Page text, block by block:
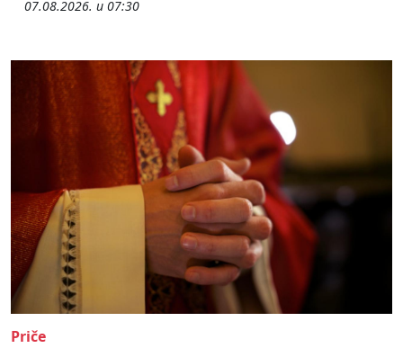
07.08.2026. u 07:30
Priče